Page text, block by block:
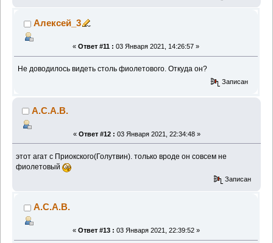
Алексей_3
« Ответ #11 : 03 Января 2021, 14:26:57 »
Не доводилось видеть столь фиолетового. Откуда он?
Записан
А.С.А.В.
« Ответ #12 : 03 Января 2021, 22:34:48 »
этот агат с Приокского(Голутвин). только вроде он совсем не
фиолетовый
Записан
А.С.А.В.
« Ответ #13 : 03 Января 2021, 22:39:52 »